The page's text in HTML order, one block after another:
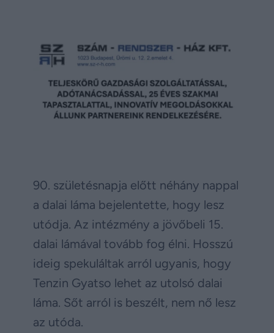
90. születésnapja előtt néhány nappal
a dalai láma bejelentette, hogy lesz
utódja. Az intézmény a jövőbeli 15.
dalai lámával tovább fog élni. Hosszú
ideig spekuláltak arról ugyanis, hogy
Tenzin Gyatso lehet az utolsó dalai
láma. Sőt arról is beszélt, nem nő lesz
az utóda.